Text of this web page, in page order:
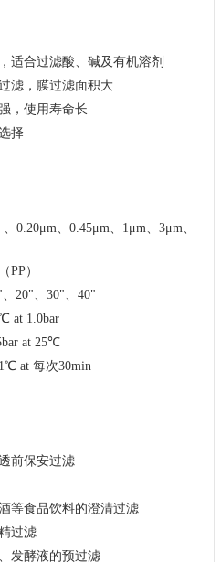
适合过滤酸、碱及有机溶剂
滤，膜过滤面积大
，使用寿命长
择
、 0.20μm、 0.45μm、 1μm、 3μm、
PP）
、 20"、 30"、 40"
at 1.0bar
bar at 25℃
℃ at 每次30min
前保安过滤
等食品饮料的澄清过滤
过滤
发酵液的预过滤